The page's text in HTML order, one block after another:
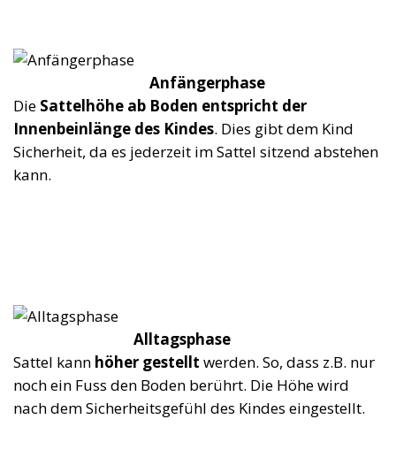
Anfängerphase
Die Sattelhöhe ab Boden entspricht der
Innenbeinlänge des Kindes. Dies gibt dem Kind
Sicherheit, da es jederzeit im Sattel sitzend abstehen
kann.
Alltagsphase
Sattel kann höher gestellt werden. So, dass z.B. nur
noch ein Fuss den Boden berührt. Die Höhe wird
nach dem Sicherheitsgefühl des Kindes eingestellt.